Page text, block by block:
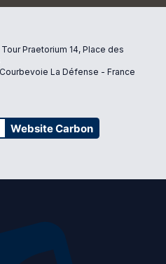
Tour Praetorium 14, Place des
La Défense - France
Website Carbon